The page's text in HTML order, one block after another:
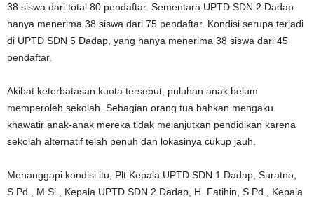
38 siswa dari total 80 pendaftar. Sementara UPTD SDN 2 Dadap
hanya menerima 38 siswa dari 75 pendaftar. Kondisi serupa terjadi
di UPTD SDN 5 Dadap, yang hanya menerima 38 siswa dari 45
pendaftar.
Akibat keterbatasan kuota tersebut, puluhan anak belum
memperoleh sekolah. Sebagian orang tua bahkan mengaku
khawatir anak-anak mereka tidak melanjutkan pendidikan karena
sekolah alternatif telah penuh dan lokasinya cukup jauh.
Menanggapi kondisi itu, Plt Kepala UPTD SDN 1 Dadap, Suratno,
S.Pd., M.Si., Kepala UPTD SDN 2 Dadap, H. Fatihin, S.Pd., Kepala